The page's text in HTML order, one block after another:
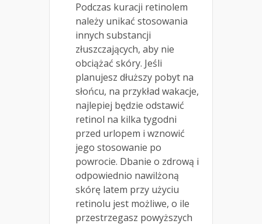
Podczas kuracji retinolem
należy unikać stosowania
innych substancji
złuszczających, aby nie
obciążać skóry. Jeśli
planujesz dłuższy pobyt na
słońcu, na przykład wakacje,
najlepiej będzie odstawić
retinol na kilka tygodni
przed urlopem i wznowić
jego stosowanie po
powrocie. Dbanie o zdrową i
odpowiednio nawilżoną
skórę latem przy użyciu
retinolu jest możliwe, o ile
przestrzegasz powyższych